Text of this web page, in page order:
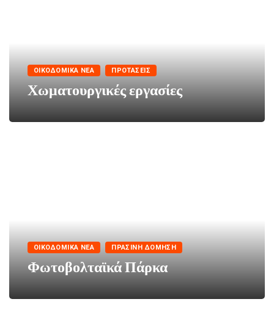
ΟΙΚΟΔΟΜΙΚΆ ΝΈΑ ΠΡΟΤΆΣΕΙΣ
Χωματουργικές εργασίες
ΟΙΚΟΔΟΜΙΚΆ ΝΈΑ ΠΡΆΣΙΝΗ ΔΌΜΗΣΗ
Φωτοβολταϊκά Πάρκα